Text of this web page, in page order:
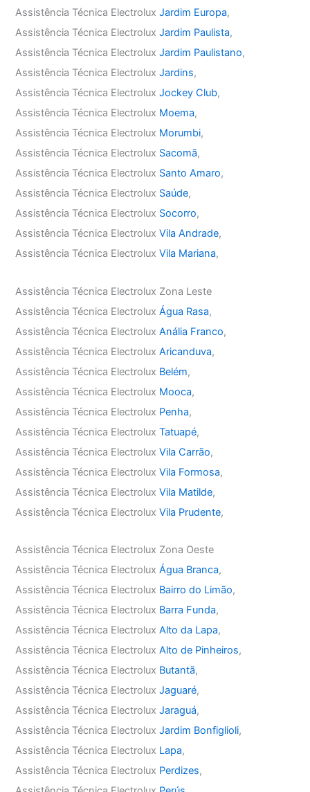
Assistência Técnica ElectroluxJardim Europa,
Assistência Técnica ElectroluxJardim Paulista,
Assistência Técnica ElectroluxJardim Paulistano,
Assistência Técnica ElectroluxJardins,
Assistência Técnica ElectroluxJockey Club,
Assistência Técnica Electrolux Moema,
Assistência Técnica Electrolux Morumbi,
Assistência Técnica Electrolux Sacomã,
Assistência Técnica Electrolux Santo Amaro,
Assistência Técnica Electrolux Saúde,
Assistência Técnica Electrolux Socorro,
Assistência Técnica ElectroluxVila Andrade,
Assistência Técnica ElectroluxVila Mariana,
Assistência Técnica Electrolux Zona Leste
Assistência Técnica ElectroluxÁgua Rasa,
Assistência Técnica ElectroluxAnália Franco,
Assistência Técnica ElectroluxAricanduva,
Assistência Técnica Electrolux Belém,
Assistência Técnica Electrolux Mooca,
Assistência Técnica Electrolux Penha,
Assistência Técnica ElectroluxTatuapé,
Assistência Técnica ElectroluxVila Carrão,
Assistência Técnica ElectroluxVila Formosa,
Assistência Técnica ElectroluxVila Matilde,
Assistência Técnica ElectroluxVila Prudente,
Assistência Técnica Electrolux Zona Oeste
Assistência Técnica ElectroluxÁgua Branca,
Assistência Técnica Electrolux Bairro do Limão,
Assistência Técnica Electrolux Barra Funda,
Assistência Técnica ElectroluxAlto da Lapa,
Assistência Técnica ElectroluxAlto de Pinheiros,
Assistência Técnica Electrolux Butantã,
Assistência Técnica ElectroluxJaguaré,
Assistência Técnica ElectroluxJaraguá,
Assistência Técnica ElectroluxJardim Bonfiglioli,
Assistência Técnica Electrolux Lapa,
Assistência Técnica Electrolux Perdizes,